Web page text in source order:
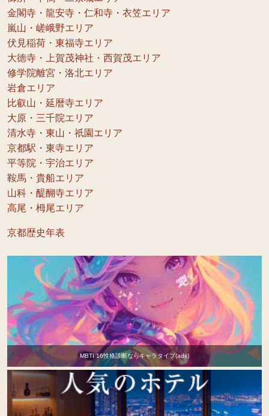
金閣寺・龍安寺・仁和寺・衣笠エリア
嵐山・嵯峨野エリア
伏見稲荷・東福寺エリア
大徳寺・上賀茂神社・西賀茂エリア
修学院離宮・洛北エリア
岩倉エリア
比叡山・延暦寺エリア
大原・三千院エリア
清水寺・東山・祇園エリア
京都駅・東寺エリア
平等院・宇治エリア
鞍馬・貴船エリア
山科・醍醐寺エリア
高尾・栂尾エリア
京都歴史年表
MBTI 16性格診断ならキャラタイプ(ads)